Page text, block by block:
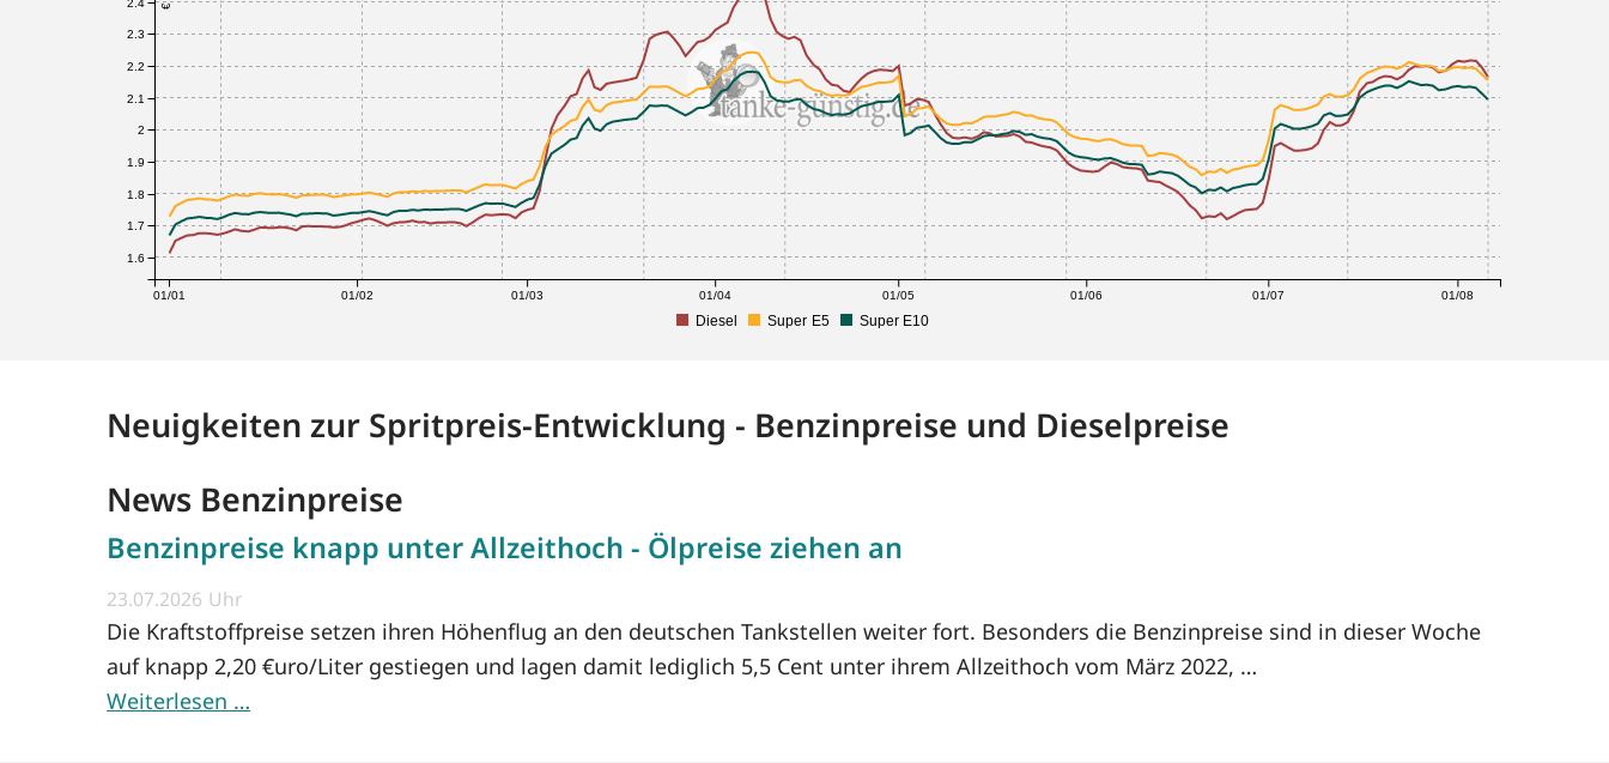
01/01 01/02 01/03 01/04 01/05 01/06 01/07 01/08
1.6
1.7
1.8
1.9
2
2.1
2.2
2.3
Diesel Super E5 Super E10
Neuigkeiten zur Spritpreis-Entwicklung - Benzinpreise und Dieselpreise
News Benzinpreise
Benzinpreise knapp unter Allzeithoch - Ölpreise ziehen an
23.07.2026
Die Kraftstoffpreise setzen ihren Höhenflug an den deutschen Tankstellen weiter fort. Besonders die Benzinpreise sind in dieser Woche
auf knapp 2,20 €uro/Liter gestiegen und lagen damit lediglich 5,5 Cent unter ihrem Allzeithoch vom März 2022, …
Weiterlesen …